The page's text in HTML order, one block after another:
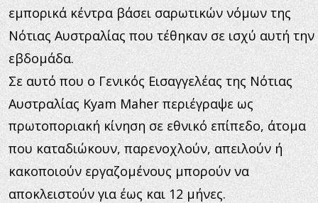
εμπορικά κέντρα βάσει σαρωτικών νόμων της
Νότιας Αυστραλίας που τέθηκαν σε ισχύ αυτή την
εβδομάδα.
Σε αυτό που ο Γενικός Εισαγγελέας της Νότιας
Αυστραλίας Kyam Maher περιέγραψε ως
πρωτοποριακή κίνηση σε εθνικό επίπεδο, άτομα
που καταδιώκουν, παρενοχλούν, απειλούν ή
κακοποιούν εργαζομένους μπορούν να
αποκλειστούν για έως και 12 μήνες.